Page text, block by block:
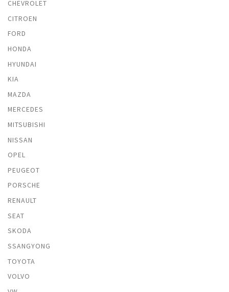
CHEVROLET
CITROEN
FORD
HONDA
HYUNDAI
KIA
MAZDA
MERCEDES
MITSUBISHI
NISSAN
OPEL
PEUGEOT
PORSCHE
RENAULT
SEAT
SKODA
SSANGYONG
TOYOTA
VOLVO